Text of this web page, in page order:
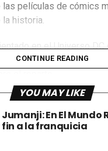
las películas de cómics
historia.
en el Universo DC
de este año y ahora
CONTINUE READING
YOU MAY LIKE
Jumanji: En El Mundo
fin a la franquicia